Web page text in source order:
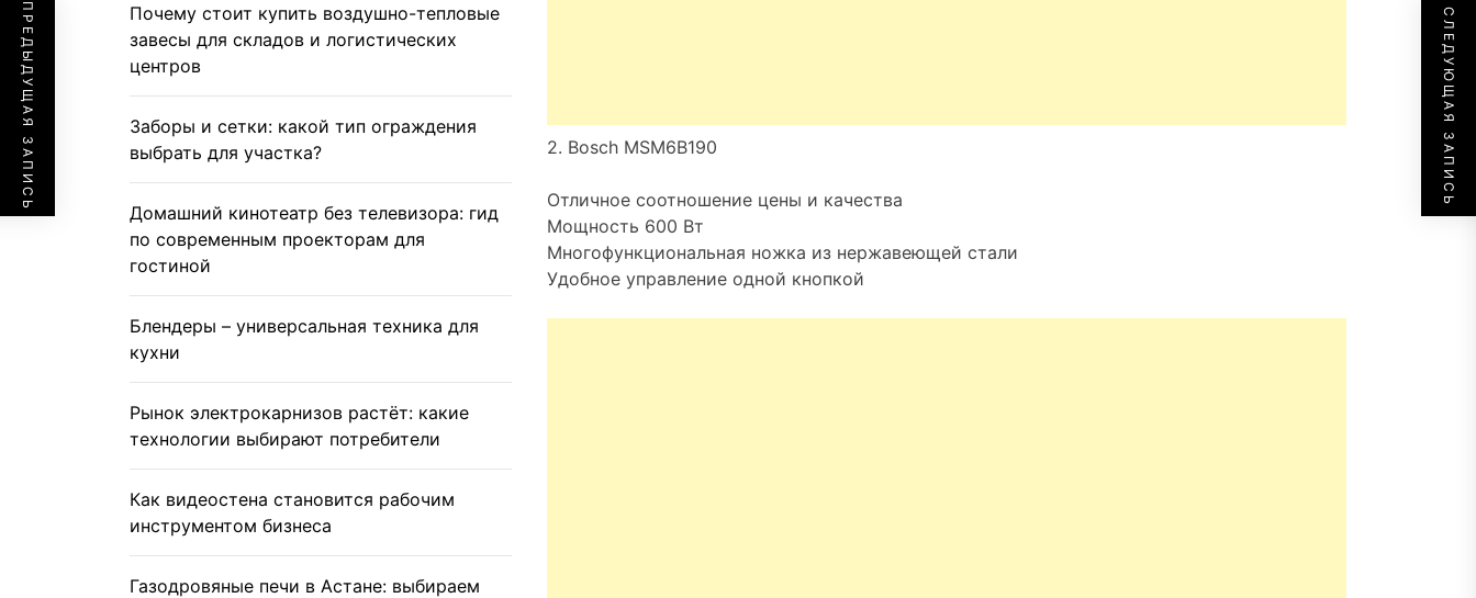
2. Bosch MSM6B190
Отличное соотношение цены и качества
Мощность 600 Вт
Многофункциональная ножка из нержавеющей стали
Удобное управление одной кнопкой
ПРЕДЫДУЩАЯ ЗАПИСЬ СЛЕДУЮЩАЯ ЗАПИСЬ
Почему стоит купить воздушно-тепловые
завесы для складов и логистических
центров
Заборы и сетки: какой тип ограждения
выбрать для участка?
Домашний кинотеатр без телевизора: гид
по современным проекторам для
гостиной
Блендеры – универсальная техника для
кухни
Рынок электрокарнизов растёт: какие
технологии выбирают потребители
Как видеостена становится рабочим
инструментом бизнеса
Газодровяные печи в Астане: выбираем